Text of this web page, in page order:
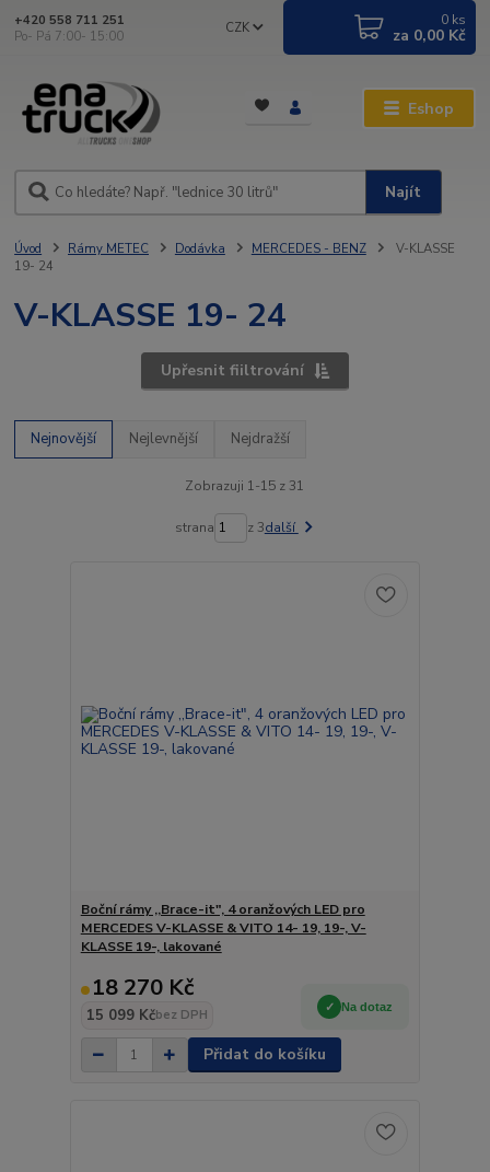
Eshop
CZK
Najít
+420 558 711 251
Po- Pá 7:00- 15:00
0 ks
za 0,00 Kč
Úvod Rámy METEC Dodávka MERCEDES - BENZ
V-KLASSE
19- 24
V-KLASSE 19- 24
Upřesnit fiiltrování
Nejnovější Nejlevnější Nejdražší
Zobrazuji 1-15 z 31
strana z 3další
Boční rámy ,,Brace-it", 4 oranžových LED pro
MERCEDES V-KLASSE & VITO 14- 19, 19-, V-
KLASSE 19-, lakované
18 270 Kč
15 099 Kčbez DPH
Na dotaz
Přidat do košíku